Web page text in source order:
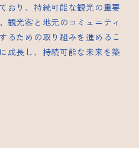
おり、持続可能な観光の重要
観光客と地元のコミュニティ
るための取り組みを進めるこ
成長し、持続可能な未来を築